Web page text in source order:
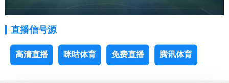
直播信号源
高清直播 咪咕体育 免费直播 腾讯体育